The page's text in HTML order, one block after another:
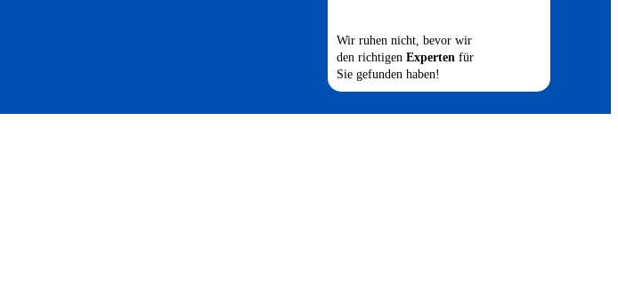
Wir ruhen nicht, bevor wir
den richtigen Experten für
Sie gefunden haben!